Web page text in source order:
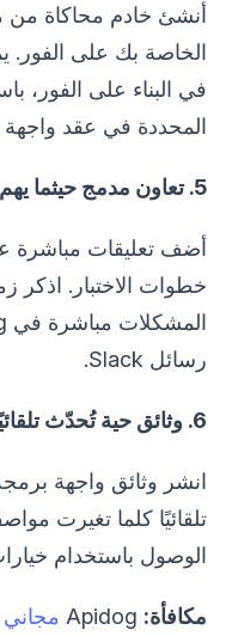
أنشئ خادم محاكاة من
الخاصة بك على الفور.
في البناء على الفور،
المحددة في عقد
5. تعاون مدمج حيثما يهم
أضف تعليقات مباشرة
خطوات الاختبار. اذكر
رسائل Slack.
6. وثائق حية تُحدّث تلقائيًا
انشر وثائق واجهة
تلقائيًا كلما تغيرت
الوصول باستخدام
مكافأة: مجاني